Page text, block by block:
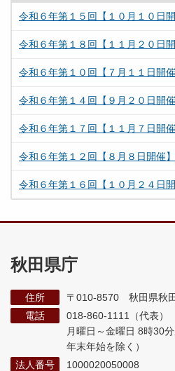
令和６年第１５回【１０月１０日開
令和６年第１８回【１１月２０日開
令和６年第１０回【７月１１日開催
令和６年第１４回【９月２０日開催
令和６年第１７回【１１月７日開催
令和６年第１２回【８月８日開催】
令和６年第１６回【１０月２４日開
秋田県庁
住所
〒010-8570 秋田県秋
電話
018-860-1111（代表）
月曜日～金曜日 8時30
年末年始を除く）
法人番号
1000020050008